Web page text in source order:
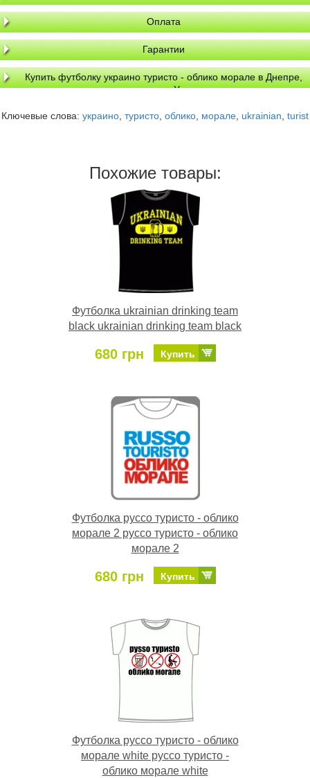
Оплата
Гарантии
Купить футболку украино туристо - облико морале в Днепре,
доставка по Украине
Ключевые слова: украино туристо облико морале ukrainian turist
Похожие товары:
Футболка ukrainian drinking team
black ukrainian drinking team black
680 грн Купить
Футболка руссо туристо - облико
морале 2 руссо туристо - облико
морале 2
680 грн Купить
Футболка руссо туристо - облико
морале white руссо туристо -
облико морале white